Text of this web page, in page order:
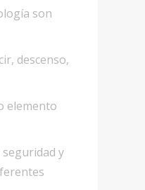
son
descenso,
elemento
y